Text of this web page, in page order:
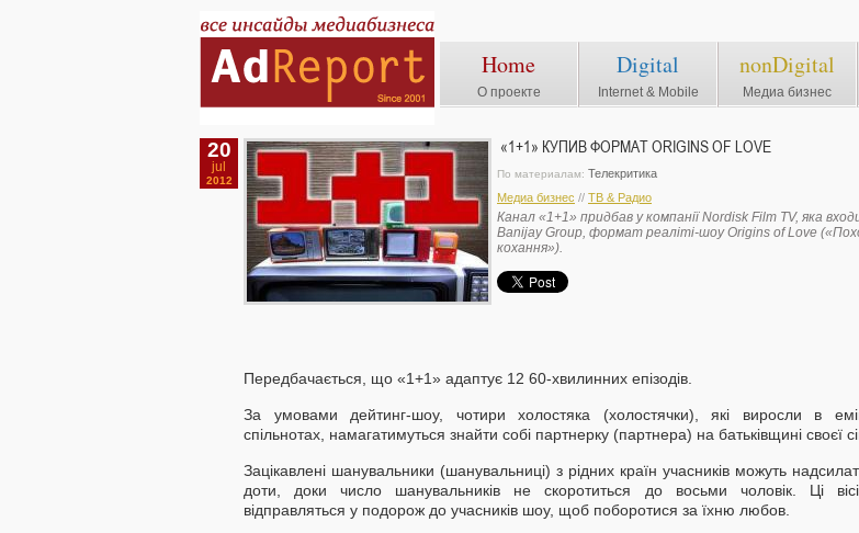
Home
О проекте
Digital
Internet & Mobile
nonDigital
Медиа бизнес
20
jul
2012
«1+1» КУПИВ ФОРМАТ ORIGINS OF LOVE
По материалам: Телекритика
Медиа бизнес // ТВ & Радио
Канал «1+1» придбав у компанії Nordisk Film TV, яка
Banijay Group, формат реаліті-шоу Origins of Love
кохання»).
Передбачається, що «1+1» адаптує 12 60-хвилинних епізодів.
За умовами дейтинг-шоу, чотири холостяка (холостячки), які виросли в
спільнотах, намагатимуться знайти собі партнерку (партнера) на батьківщині своєї
Зацікавлені шанувальники (шанувальниці) з рідних країн учасників можуть
доти, доки число шанувальників не скоротиться до восьми чоловік. Ці
відправляться у подорож до учасників шоу, щоб поборотися за їхню любов.